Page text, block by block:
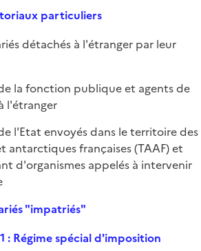
particuliers
détachés à l'étranger par leur
la fonction publique et agents de
l'étranger
l'Etat envoyés dans le territoire des
antarctiques françaises (TAAF) et
d'organismes appelés à intervenir
"impatriés"
: Régime spécial d'imposition